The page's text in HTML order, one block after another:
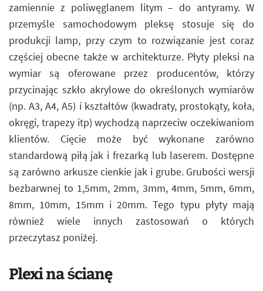
zamiennie z poliwęglanem litym – do antyramy. W
przemyśle samochodowym pleksę stosuje się do
produkcji lamp, przy czym to rozwiązanie jest coraz
częściej obecne także w architekturze. Płyty pleksi na
wymiar są oferowane przez producentów, którzy
przycinając szkło akrylowe do określonych wymiarów
(np. A3, A4, A5) i kształtów (kwadraty, prostokąty, koła,
okręgi, trapezy itp) wychodzą naprzeciw oczekiwaniom
klientów. Cięcie może być wykonane zarówno
standardową piłą jak i frezarką lub laserem. Dostępne
są zarówno arkusze cienkie jak i grube. Grubości wersji
bezbarwnej to 1,5mm, 2mm, 3mm, 4mm, 5mm, 6mm,
8mm, 10mm, 15mm i 20mm. Tego typu płyty mają
również wiele innych zastosowań o których
przeczytasz poniżej.
Plexi na ścianę